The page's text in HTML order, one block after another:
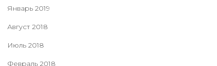
Январь 2019
Август 2018
Июль 2018
Февраль 2018